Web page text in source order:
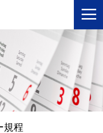
規程